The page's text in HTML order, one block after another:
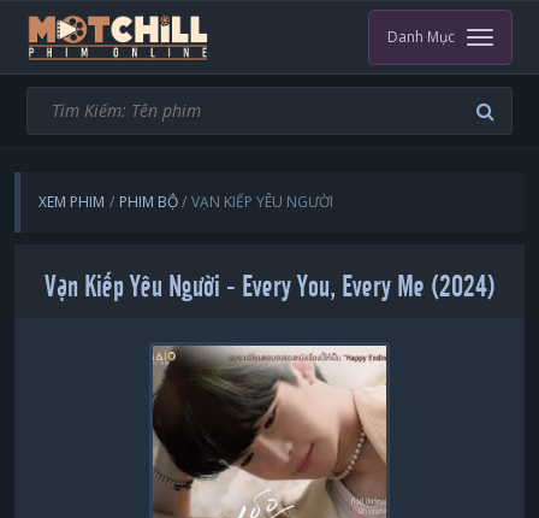
Danh Mục
XEM PHIM PHIM BỘ VẠN KIẾP YÊU NGƯỜI
Vạn Kiếp Yêu Người - Every You, Every Me (2024)